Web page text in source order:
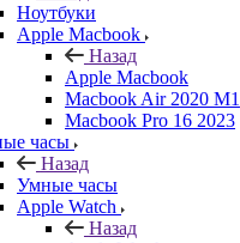
Ноутбуки
Apple Macbook
Назад
Apple Macbook
Macbook Air 2020 M1
Macbook Pro 16 2023
часы
Назад
Умные часы
Apple Watch
Назад